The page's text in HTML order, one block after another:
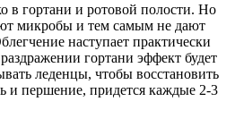
в гортани и ротовой полости. Но
микробы и тем самым не дают
наступает практически
гортани эффект будет
леденцы, чтобы восстановить
и першение, придется каждые 2-3